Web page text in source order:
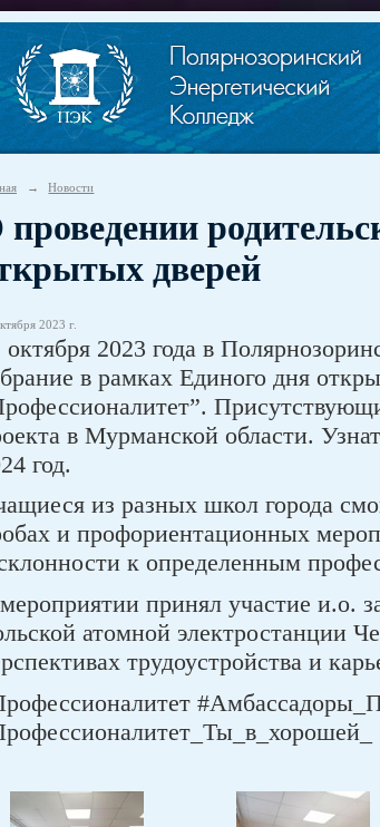
→ Новости
дверей
2023 г.
октября 2023 года в
в рамках Единого дня
в Мурманской области.
год.
из разных школ города
и профориентационных
к определенным
принял участие и.о.
атомной электростанции
трудоустройства и